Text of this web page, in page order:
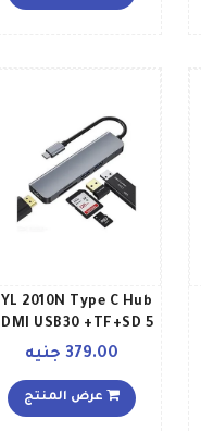
2010N Type C Hub
USB30 +TF+SD 5
in 1
379.00 جنيه
عرض المنتج